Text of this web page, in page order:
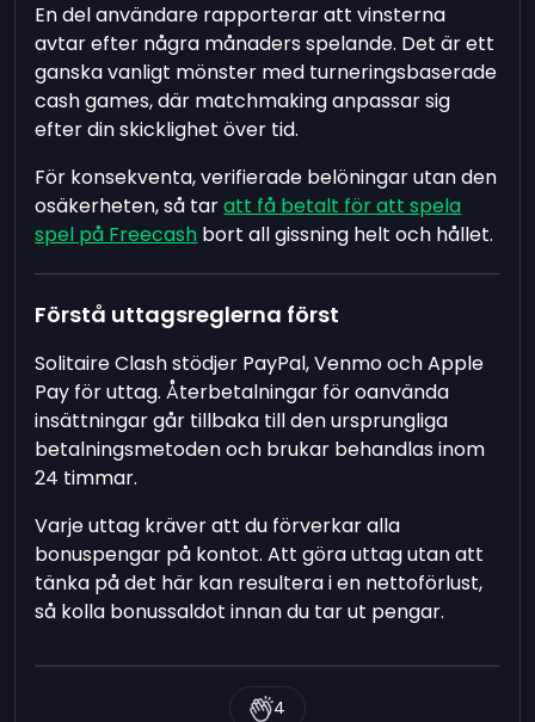
En del användare rapporterar att vinsterna
avtar efter några månaders spelande. Det är ett
ganska vanligt mönster med turneringsbaserade
cash games, där matchmaking anpassar sig
efter din skicklighet över tid.
För konsekventa, verifierade belöningar utan den
osäkerheten, så taratt få betalt för att spela
spel på Freecash bort all gissning helt och hållet.
Förstå uttagsreglerna först
Solitaire Clash stödjer PayPal, Venmo och Apple
Pay för uttag. Återbetalningar för oanvända
insättningar går tillbaka till den ursprungliga
betalningsmetoden och brukar behandlas inom
24 timmar.
Varje uttag kräver att du förverkar alla
bonuspengar på kontot. Att göra uttag utan att
tänka på det här kan resultera i en nettoförlust,
så kolla bonussaldot innan du tar ut pengar.
4